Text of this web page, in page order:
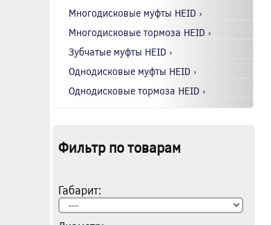
Многодисковые муфты HEID ›
Многодисковые тормоза HEID ›
Зубчатые муфты HEID ›
Однодисковые муфты HEID ›
Однодисковые тормоза HEID ›
Фильтр по товарам
Габарит: